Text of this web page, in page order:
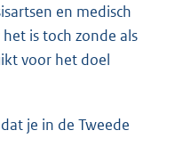
en medisch
is toch zonde als
voor het doel
je in de Tweede